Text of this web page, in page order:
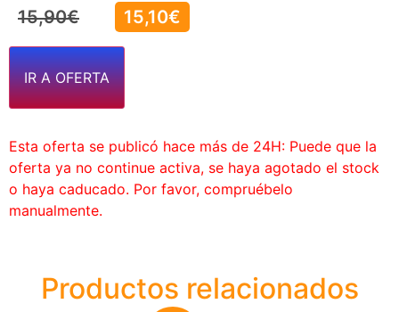
15,90€ 15,10€
IR A OFERTA
Esta oferta se publicó hace más de 24H: Puede que la
oferta ya no continue activa, se haya agotado el stock
o haya caducado. Por favor, compruébelo
manualmente.
Productos relacionados